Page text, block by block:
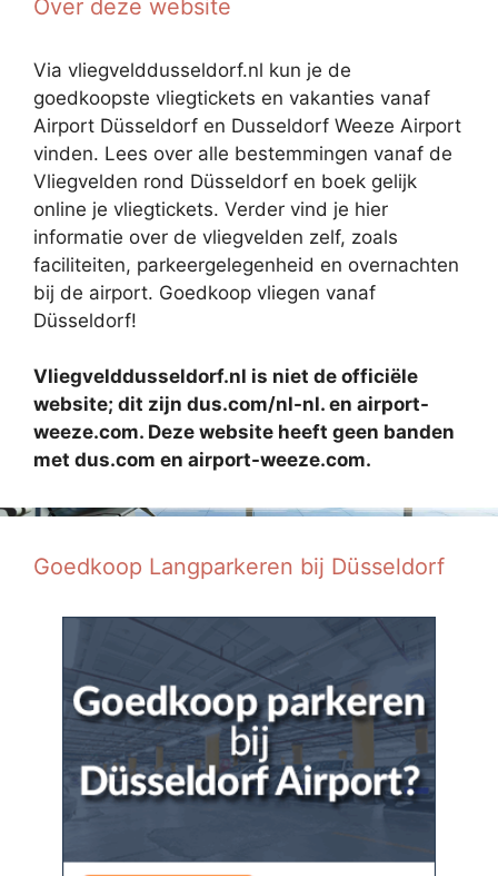
Over deze website
Via vliegvelddusseldorf.nl kun je de
goedkoopste vliegtickets en vakanties vanaf
Airport Düsseldorf en Dusseldorf Weeze Airport
vinden. Lees over alle bestemmingen vanaf de
Vliegvelden rond Düsseldorf en boek gelijk
online je vliegtickets. Verder vind je hier
informatie over de vliegvelden zelf, zoals
faciliteiten, parkeergelegenheid en overnachten
bij de airport. Goedkoop vliegen vanaf
Düsseldorf!
Vliegvelddusseldorf.nl is niet de officiële
website; dit zijn dus.com/nl-nl. en airport-
weeze.com. Deze website heeft geen banden
met dus.com en airport-weeze.com.
Goedkoop Langparkeren bij Düsseldorf